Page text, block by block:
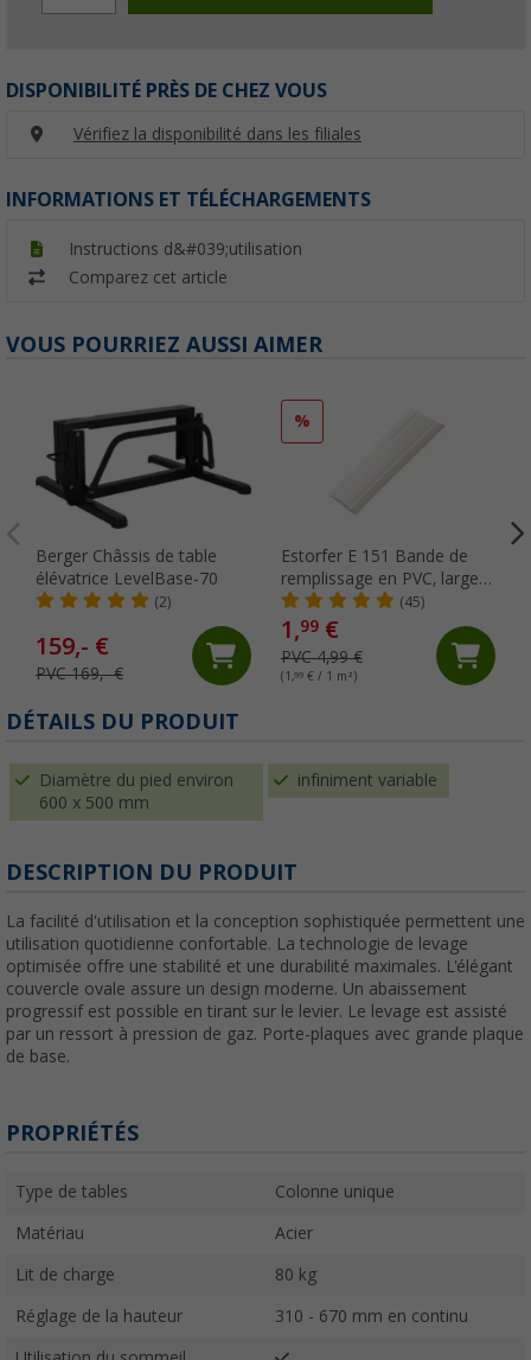
DISPONIBILITÉ PRÈS DE CHEZ VOUS
Vérifiez la disponibilité dans les filiales
INFORMATIONS ET TÉLÉCHARGEMENTS
Instructions d&#039;utilisation
Comparez cet article
VOUS POURRIEZ AUSSI AIMER
Berger Châssis de table
élévatrice LevelBase-70
(2)
159,- €
PVC 169,- €
%
Estorfer E 151 Bande de
remplissage en PVC, largeur
11,8 mm, vendue au mètre,
blanche
(45)
1,99€
PVC 4,99 €
(1,99€ / 1 m²)
DÉTAILS DU PRODUIT
Diamètre du pied environ
600 x 500 mm
infiniment variable
DESCRIPTION DU PRODUIT
La facilité d'utilisation et la conception sophistiquée permettent une
utilisation quotidienne confortable. La technologie de levage
optimisée offre une stabilité et une durabilité maximales. L'élégant
couvercle ovale assure un design moderne. Un abaissement
progressif est possible en tirant sur le levier. Le levage est assisté
par un ressort à pression de gaz. Porte-plaques avec grande plaque
de base.
PROPRIÉTÉS
Type de tables Colonne unique
Matériau Acier
Lit de charge 80 kg
Réglage de la hauteur 310 - 670 mm en continu